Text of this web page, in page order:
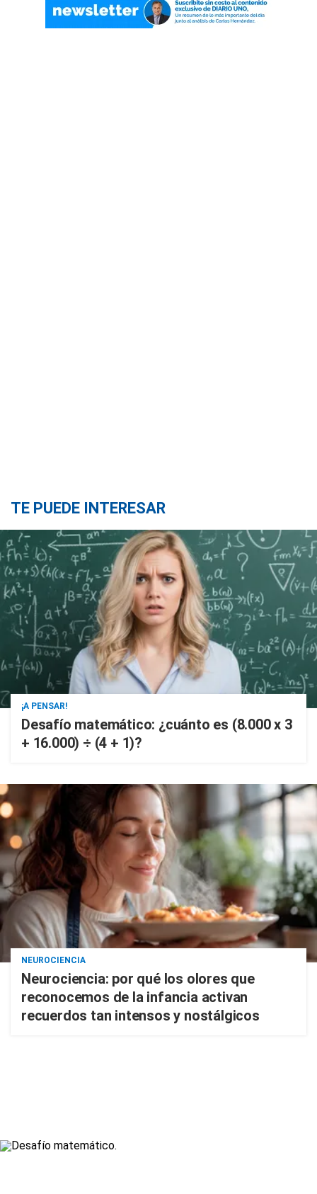
TE PUEDE INTERESAR
¡A PENSAR!
Desafío matemático: ¿cuánto es (8.000 x 3
+ 16.000) ÷ (4 + 1)?
NEUROCIENCIA
Neurociencia: por qué los olores que
reconocemos de la infancia activan
recuerdos tan intensos y nostálgicos